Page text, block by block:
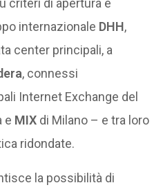
internazionale DHH,
center principali, a
, connessi
Internet Exchange del
e MIX di Milano – e tra loro
ridondate.
la possibilità di